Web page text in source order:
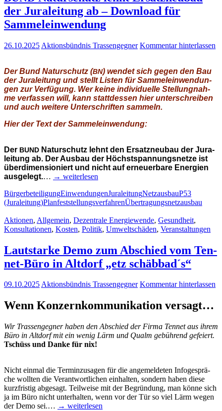
der Jura­lei­tung ab – Down­load für
Sammeleinwendung
26.10.2025 Aktionsbündnis Trassengegner Kommentar hinterlassen
Der Bund Natur­schutz (BN) wen­det sich gegen den Bau
der Jura­lei­tung und stellt Lis­ten für Sam­mel­ein­wen­dun­
gen zur Ver­fü­gung. Wer kei­ne indi­vi­du­el­le Stel­lung­nah­
me ver­fas­sen will, kann statt­des­sen hier unter­schrei­ben
und auch wei­te­re Unter­schrif­ten sammeln.
Hier der Text der Sammeleinwendung:
Der BUND Natur­schutz lehnt den Ersatz­neu­bau der Jura­
lei­tung ab. Der Aus­bau der Höchst­span­nungs­net­ze ist
über­di­men­sio­niert und nicht auf erneu­er­ba­re Ener­gien
aus­ge­legt.… → wei­ter­le­sen
BürgerbeteiligungEinwendungenJuraleitungNetzausbauP53
(Juraleitung)PlanfeststellungsverfahrenÜbertragungsnetzausbau
Aktionen, Allgemein, Dezentrale Energiewende, Gesundheit,
Konsultationen, Kosten, Politik, Umweltschäden, Veranstaltungen
Laut­star­ke Demo zum Abschied vom Ten­
net-Büro in Alt­dorf „etz schäbbad´s“
09.10.2025Aktionsbündnis Trassengegner Kommentar hinterlassen
Wenn Kon­zern­kom­mu­ni­ka­ti­on versagt…
Wir Tras­sen­geg­ner haben den Abschied der Fir­ma Ten­net aus ihrem
Büro in Alt­dorf mit ein wenig Lärm und Qualm gebüh­rend gefeiert.
Tschüss und Dan­ke für nix!
Nicht ein­mal die Ter­min­zu­sa­gen für die ange­mel­de­ten Info­ge­sprä­
che woll­ten die Ver­ant­wort­li­chen ein­hal­ten, son­dern haben die­se
kurz­fris­tig abge­sagt. Teil­wei­se mit der Begrün­dung, man kön­ne sich
ja im Büro nicht unter­hal­ten, wenn vor der Tür so viel Lärm wegen
der Demo sei.… → wei­ter­le­sen